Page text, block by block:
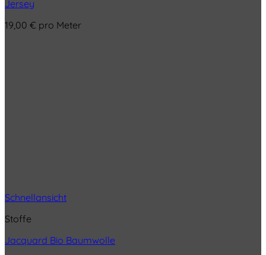
Jersey
19,00 € pro Meter
Schnellansicht
Stoffe
Jacquard Bio Baumwolle